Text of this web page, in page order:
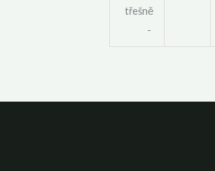
třešně
-